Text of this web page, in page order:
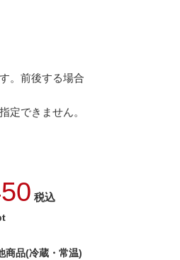
。前後する場合
定できません。
税込
商品(冷蔵・常温)